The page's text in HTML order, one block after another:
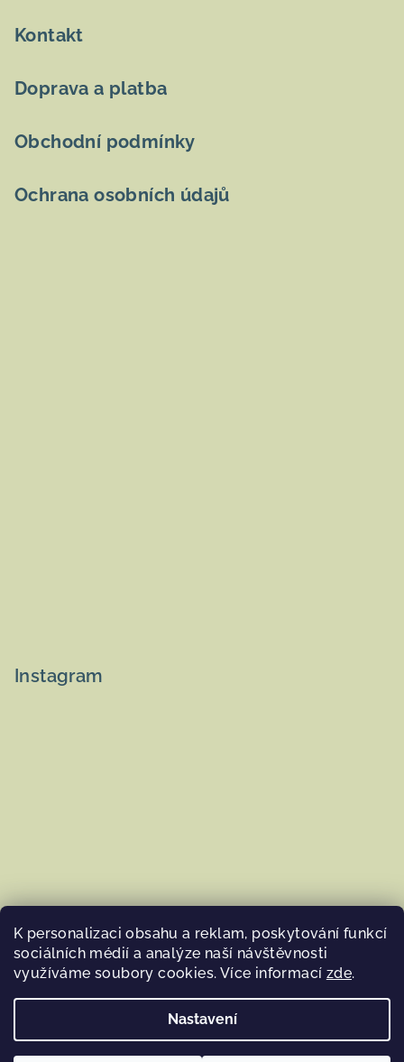
K personalizaci obsahu a reklam, poskytování funkcí
sociálních médií a analýze naší návštěvnosti
využíváme soubory cookies. Více informací zde.
Nastavení
Kontakt
Doprava a platba
Obchodní podmínky
Ochrana osobních údajů
Instagram
Sledovat na Instagramu